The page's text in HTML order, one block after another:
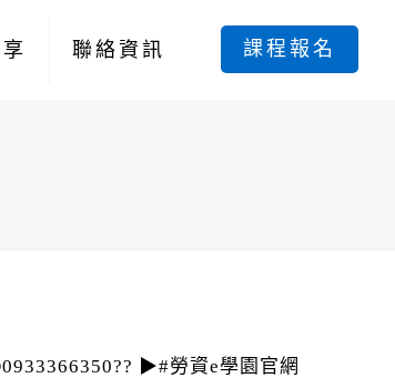
聯絡資訊 課程報名
▶#勞資e學園官網